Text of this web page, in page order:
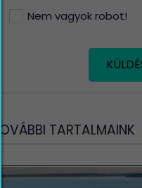
Nem vagyok robot!
TOVÁBBI TARTALMAINK